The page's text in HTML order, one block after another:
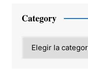
Category